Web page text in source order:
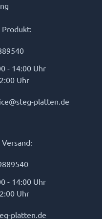
Schnittlinie, so dass Sie
Jeder Zähler enthält 512
5 Watt! Die LEDs sind dicht
so dass die Streifen eine
ergeben. Die Leisten
niedrige und sichere
auf verschiedene Arten
(z.B. Somfy IO)- Mit der
Novex- Mit der
Schalter Verwenden Sie
IO)Die LED-Streifen können
werden. Haben Sie bereits
IO Empfänger separat
sind in 75 Watt
den 75-Watt-Transformator
bis zu 75 Watt anschließen. An
können Sie LED-Streifen mit
Jeder Streifen verbraucht 5
anschließen möchten,
Produkt:
- 14:00 Uhr
Uhr
platten.de
- 14:00 Uhr
Uhr
platten.de